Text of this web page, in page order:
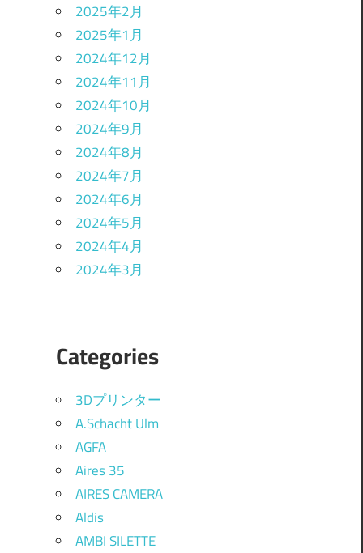
2025年2月
2025年1月
2024年12月
2024年11月
2024年10月
2024年9月
2024年8月
2024年7月
2024年6月
2024年5月
2024年4月
2024年3月
Categories
3Dプリンター
A.Schacht Ulm
AGFA
Aires 35
AIRES CAMERA
Aldis
AMBI SILETTE